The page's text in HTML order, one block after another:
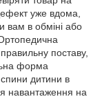
уже вдома,
вам в обміні або
поставу,
форма
дитини в
навантаження на